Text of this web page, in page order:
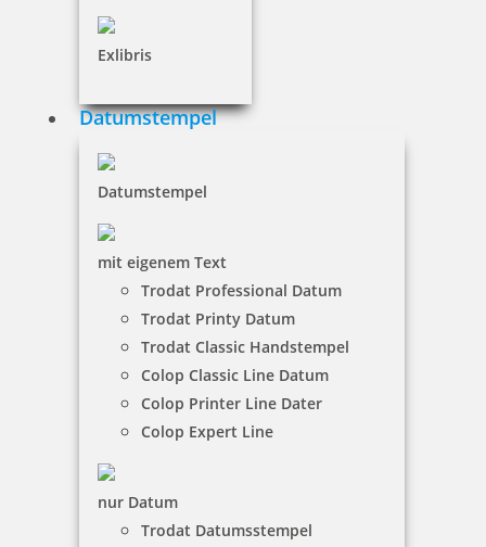
Exlibris
Datumstempel
Datumstempel
mit eigenem Text
Trodat Professional Datum
Trodat Printy Datum
Trodat Classic Handstempel
Colop Classic Line Datum
Colop Printer Line Dater
Colop Expert Line
nur Datum
Trodat Datumsstempel
Trodat Printy 4810 Datumstempel ISO 20x3,8 mm
Trodat Printy 4810 Datumstempel Englisch 20x3,8 mm